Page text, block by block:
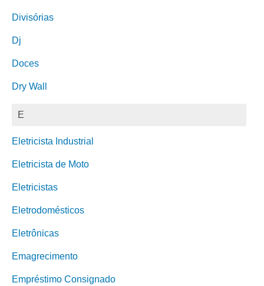
Divisórias
Dj
Doces
Dry Wall
E
Eletricista Industrial
Eletricista de Moto
Eletricistas
Eletrodomésticos
Eletrônicas
Emagrecimento
Empréstimo Consignado